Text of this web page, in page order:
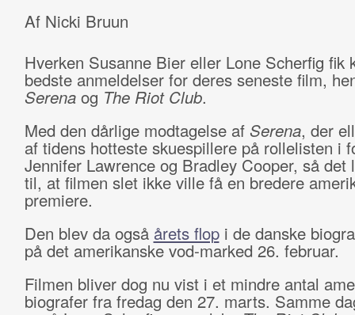
Af Nicki Bruun
Hverken Susanne Bier eller Lone Scherfig fik
bedste anmeldelser for deres seneste film,
Serenaog The Riot Club.
Med den dårlige modtagelse af Serena, der
af tidens hotteste skuespillere på rollelisten i
Jennifer Lawrence og Bradley Cooper, så
til, at filmen slet ikke ville få en bredere
premiere.
Den blev da også årets flopi de danske
på det amerikanske vod-marked 26. februar.
Filmen bliver dog nu vist i et mindre antal
biografer fra fredag den 27. marts. Samme